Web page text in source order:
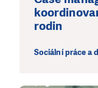
rodin
Sociální práce a